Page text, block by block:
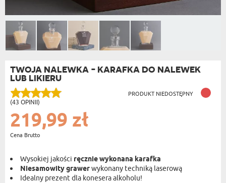
TWOJA NALEWKA - KARAFKA DO NALEWEK
LUB LIKIERU
(43 OPINII)
PRODUKT NIEDOSTĘPNY
219,99 zł
Cena Brutto
Wysokiej jakości ręcznie wykonana karafka
Niesamowity grawerwykonany techniką laserową
Idealny prezent dla konesera alkoholu!